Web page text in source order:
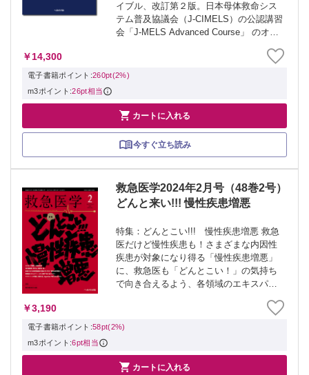
イブル、改訂第２版。日本母体救命シス
テム普及協議会（J-CIMELS）の公認講習
会「J-MELS Advanced Course」 のオフ
ず、周産期に関わる麻酔科医、救急搬送
に対応する救急医...
￥14,300
電子書籍ポイント:260pt(2%)
m3ポイント:26pt相当
 カートに入れる
今すぐ立ち読み
救急医学2024年2月号（48巻2号）
どんと来い!!! 慢性疾患増悪
特集：どんとこい!!! 慢性疾患増悪 救急
医だけど慢性疾患も！さまざまな内因性
疾患が対象になり得る「慢性疾患増悪」
に、救急医も「どんとこい！」の気持ち
で向き合えるよう、各領域のエキスパー
のポイントを伝授します。 ≫ 「救急医
学」最新号・バックナンバーは...
￥3,190
電子書籍ポイント:58pt(2%)
m3ポイント:6pt相当
 カートに入れる